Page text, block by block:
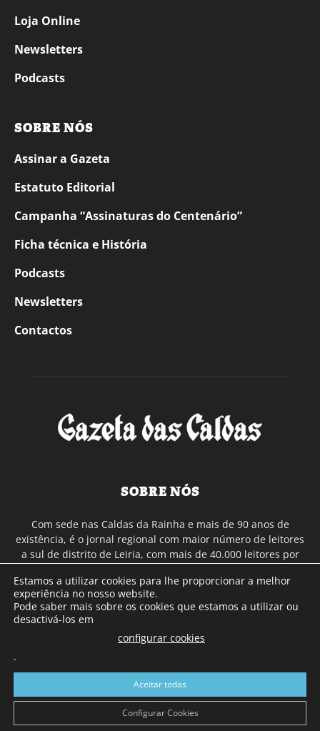
Loja Online
Newsletters
Podcasts
SOBRE NÓS
Assinar a Gazeta
Estatuto Editorial
Campanha “Assinaturas do Centenário”
Ficha técnica e História
Podcasts
Newsletters
Contactos
SOBRE NÓS
Com sede nas Caldas da Rainha e mais de 90 anos de
existência, é o jornal regional com maior número de leitores
a sul de distrito de Leiria, com mais de 40.000 leitores por
Continental e assinatura online.
SIGA-NOS
© Gazeta das Caldas - 2026
Estamos a utilizar cookies para lhe proporcionar a melhor
experiência no nosso website.
Pode saber mais sobre os cookies que estamos a utilizar ou
desactivá-los em
configurar cookies
.
Aceitar todas
Configurar Cookies